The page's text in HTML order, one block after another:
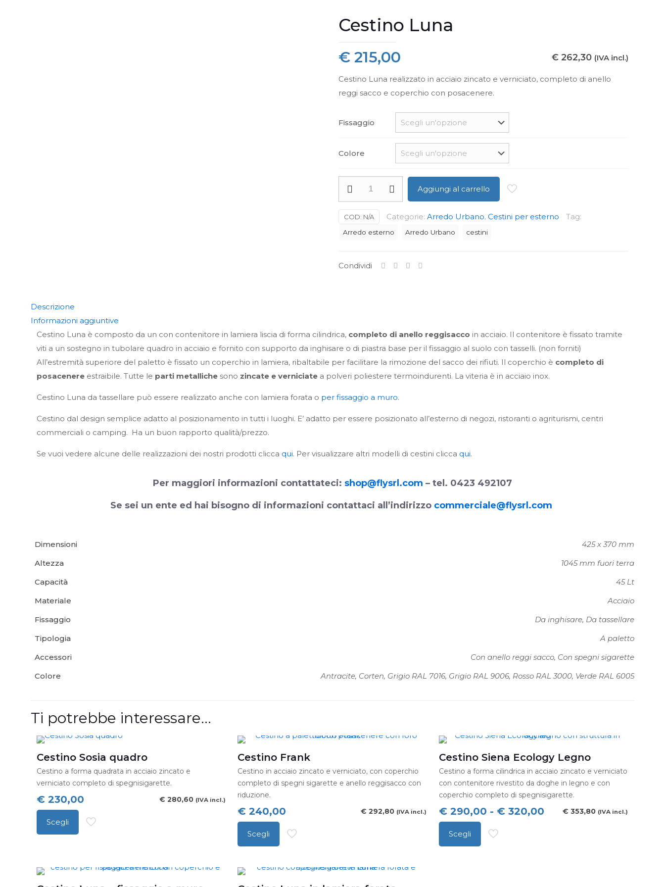
Cestino Luna
€ 215,00 € 262,30 (IVA incl.)
Cestino Luna realizzato in acciaio zincato e verniciato, completo di anello
reggi sacco e coperchio con posacenere.
Fissaggio
Colore
quantità
Aggiungi al carrello
COD: N/A Categorie: Arredo Urbano, Cestini per esterno Tag:
Arredo esterno Arredo Urbano cestini
Condividi
Descrizione
Informazioni aggiuntive
Cestino Luna è composto da un con contenitore in lamiera liscia di forma cilindrica, completo di anello reggisacco in acciaio. Il contenitore è fissato tramite
viti a un sostegno in tubolare quadro in acciaio e fornito con supporto da inghisare o di piastra base per il fissaggio al suolo con tasselli. (non forniti)
All’estremità superiore del paletto è fissato un coperchio in lamiera, ribaltabile per facilitare la rimozione del sacco dei rifiuti. Il coperchio è completo di
posacenere estraibile. Tutte le parti metalliche sono zincate e verniciate a polveri poliestere termoindurenti. La viteria è in acciaio inox.
Cestino Luna da tassellare può essere realizzato anche con lamiera forata o per fissaggio a muro.
Cestino dal design semplice adatto al posizionamento in tutti i luoghi. E’ adatto per essere posizionato all’esterno di negozi, ristoranti o agriturismi, centri
commerciali o camping. Ha un buon rapporto qualità/prezzo.
Se vuoi vedere alcune delle realizzazioni dei nostri prodotti clicca qui. Per visualizzare altri modelli di cestini clicca qui.
Per maggiori informazioni contattateci: shop@flysrl.com – tel. 0423 492107
Se sei un ente ed hai bisogno di informazioni contattaci all’indirizzo commerciale@flysrl.com
Dimensioni
425 x 370 mm
Altezza
1045 mm fuori terra
Capacità
45 Lt
Materiale
Acciaio
Fissaggio
Da inghisare, Da tassellare
Tipologia
A paletto
Accessori
Con anello reggi sacco, Con spegni sigarette
Colore
Antracite, Corten, Grigio RAL 7016, Grigio RAL 9006, Rosso RAL 3000, Verde RAL 6005
Ti potrebbe interessare…
Cestino Sosia quadro
Cestino a forma quadrata in acciaio zincato e
verniciato completo di spegnisigarette.
€ 230,00 € 280,60 (IVA incl.)
Scegli
Questo
più
varianti.
Cestino Frank
Cestino in acciaio zincato e verniciato, con coperchio
completo di spegni sigarette e anello reggisacco con
riduzione.
€ 240,00 € 292,80 (IVA incl.)
Scegli
Questo
ha
Cestino Siena Ecology Legno
Cestino a forma cilindrica in acciaio zincato e verniciato
con contenitore rivestito da doghe in legno e con
coperchio completo di spegnisigarette.
€290,00 - €320,00Fascia
€ 353,80 (IVA incl.)
Scegli
Questo